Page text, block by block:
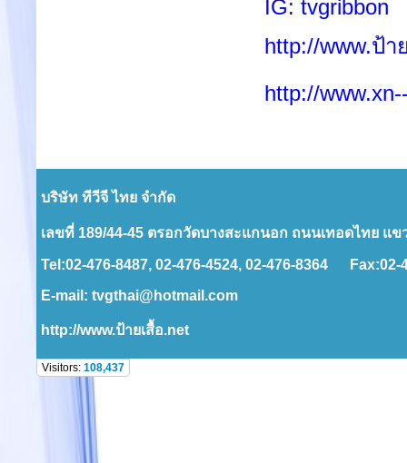
IG: tvgribbon
http://www.ป้า
http://
บริษัท ทีวีจี ไทย จำกัด
เลขที่ 189/44-45 ตรอกวัดบางสะแกนอก ถนนเทอดไทย แข
Tel:02-476-8487, 02-476-4524, 02-476-8364 Fax:02-
E-mail: tvgthai@hotmail.com
http://www.ป้ายเสื้อ.net
Visitors: 108,437